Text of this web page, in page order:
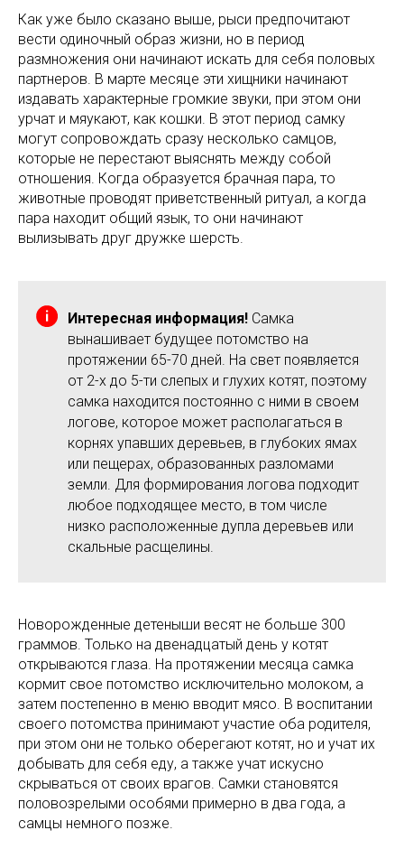
Как уже было сказано выше, рыси предпочитают
вести одиночный образ жизни, но в период
размножения они начинают искать для себя половых
партнеров. В марте месяце эти хищники начинают
издавать характерные громкие звуки, при этом они
урчат и мяукают, как кошки. В этот период самку
могут сопровождать сразу несколько самцов,
которые не перестают выяснять между собой
отношения. Когда образуется брачная пара, то
животные проводят приветственный ритуал, а когда
пара находит общий язык, то они начинают
вылизывать друг дружке шерсть.
Интересная информация! Самка
вынашивает будущее потомство на
протяжении 65-70 дней. На свет появляется
от 2-х до 5-ти слепых и глухих котят, поэтому
самка находится постоянно с ними в своем
логове, которое может располагаться в
корнях упавших деревьев, в глубоких ямах
или пещерах, образованных разломами
земли. Для формирования логова подходит
любое подходящее место, в том числе
низко расположенные дупла деревьев или
скальные расщелины.
Новорожденные детеныши весят не больше 300
граммов. Только на двенадцатый день у котят
открываются глаза. На протяжении месяца самка
кормит свое потомство исключительно молоком, а
затем постепенно в меню вводит мясо. В воспитании
своего потомства принимают участие оба родителя,
при этом они не только оберегают котят, но и учат их
добывать для себя еду, а также учат искусно
скрываться от своих врагов. Самки становятся
половозрелыми особями примерно в два года, а
самцы немного позже.